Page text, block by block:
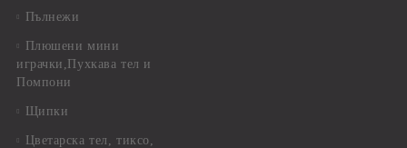
Пълнежи
Плюшени мини
играчки,Пухкава тел и
Помпони
Щипки
Цветарска тел, тиксо,